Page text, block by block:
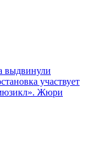
выдвинули
участвует
Жюри